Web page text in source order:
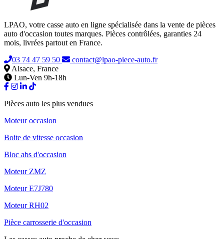
LPAO, votre casse auto en ligne spécialisée dans la vente de pièces
auto d'occasion toutes marques. Pièces contrôlées, garanties 24
mois, livrées partout en France.
03 74 47 59 50
contact@lpao-piece-auto.fr
Alsace, France
Lun-Ven 9h-18h
Pièces auto les plus vendues
Moteur occasion
Boite de vitesse occasion
Bloc abs d'occasion
Moteur ZMZ
Moteur E7J780
Moteur RH02
Pièce carrosserie d'occasion